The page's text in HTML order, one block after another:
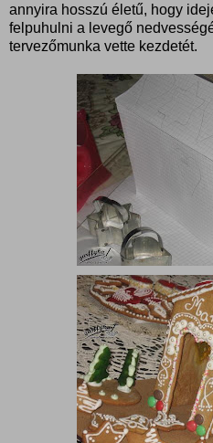
annyira hosszú életű, hogy
felpuhulni a levegő
tervezőmunka vette kezdetét.